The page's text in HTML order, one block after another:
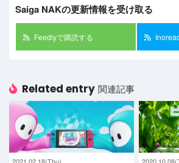
Saiga NAKの更新情報を受け取る
Feedlyで購読する
Related entry 関連記事